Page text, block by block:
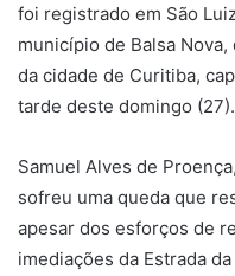
foi registrado em São
município de Balsa
da cidade de Curitiba,
tarde deste domingo (27).
Samuel Alves de
sofreu uma queda que
apesar dos esforços de
imediações da Estrada